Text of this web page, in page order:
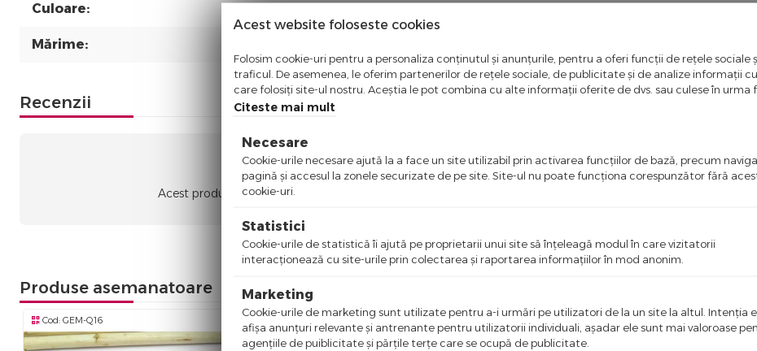
Culoare:
Mărime:
Recenzii
Nici o recenzie
Acest produs nu a adunat recenzii. Fii primul care scrie ceva bun despre acest produs!
Produse asemanatoare
Cod: GEM-Q16
Acest website foloseste cookies
Folosim cookie-uri pentru a personaliza conținutul și anunțurile, pentru a oferi funcții de rețele sociale
traficul. De asemenea, le oferim partenerilor de rețele sociale, de publicitate și de analize informații
care folosiți site-ul nostru. Aceștia le pot combina cu alte informații oferite de dvs. sau culese în urma
Citeste mai mult
Necesare
Cookie-urile necesare ajută la a face un site utilizabil prin activarea funcţiilor de bază, precum
pagină şi accesul la zonele securizate de pe site. Site-ul nu poate funcţiona corespunzător fără
cookie-uri.
Statistici
Cookie-urile de statistică îi ajută pe proprietarii unui site să înţeleagă modul în care vizitatorii
interacţionează cu site-urile prin colectarea şi raportarea informaţiilor în mod anonim.
Marketing
Cookie-urile de marketing sunt utilizate pentru a-i urmări pe utilizatori de la un site la altul. Intenţia
afişa anunţuri relevante şi antrenante pentru utilizatorii individuali, aşadar ele sunt mai valoroase
agenţiile de puiblicitate şi părţile terţe care se ocupă de publicitate.